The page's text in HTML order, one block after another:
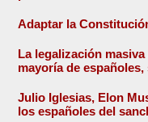
Adaptar la
La legalización
mayoría de
Julio Iglesias, Elon
los españoles del